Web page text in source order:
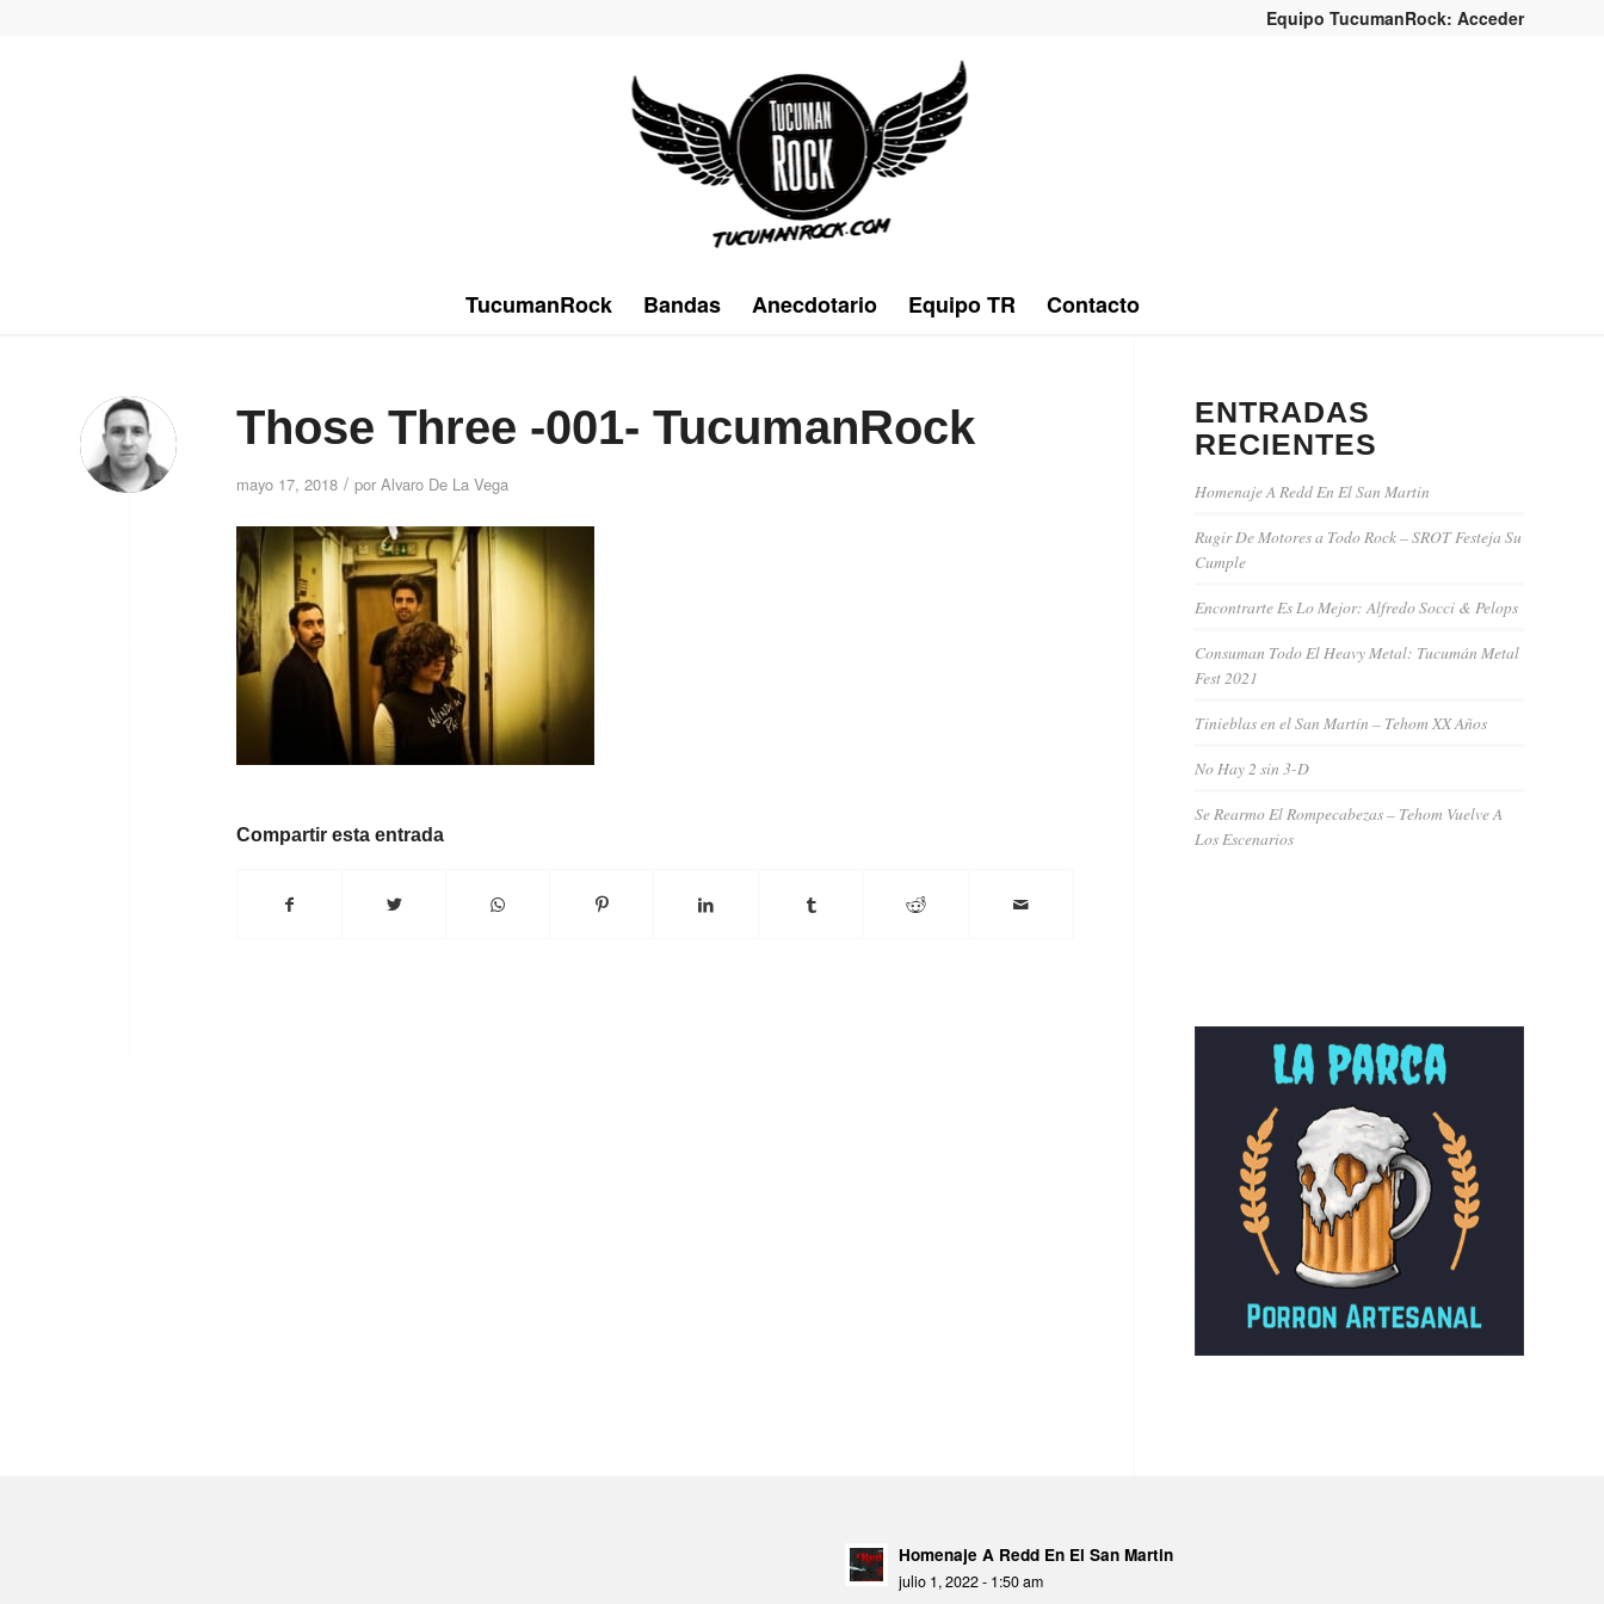
Equipo TucumanRock: Acceder
TucumanRock Bandas Anecdotario Equipo TR Contacto
Those Three -001- TucumanRock
mayo 17, 2018 / por Alvaro De La Vega
Compartir esta entrada
ENTRADAS
RECIENTES
Homenaje A Redd En El San Martin
Rugir De Motores a Todo Rock – SROT Festeja Su
Cumple
Encontrarte Es Lo Mejor: Alfredo Socci & Pelops
Consuman Todo El Heavy Metal: Tucumán Metal
Fest 2021
Tinieblas en el San Martín – Tehom XX Años
No Hay 2 sin 3-D
Se Rearmo El Rompecabezas – Tehom Vuelve A
Los Escenarios
Homenaje A Redd En El San Martin
julio 1, 2022 - 1:50 am